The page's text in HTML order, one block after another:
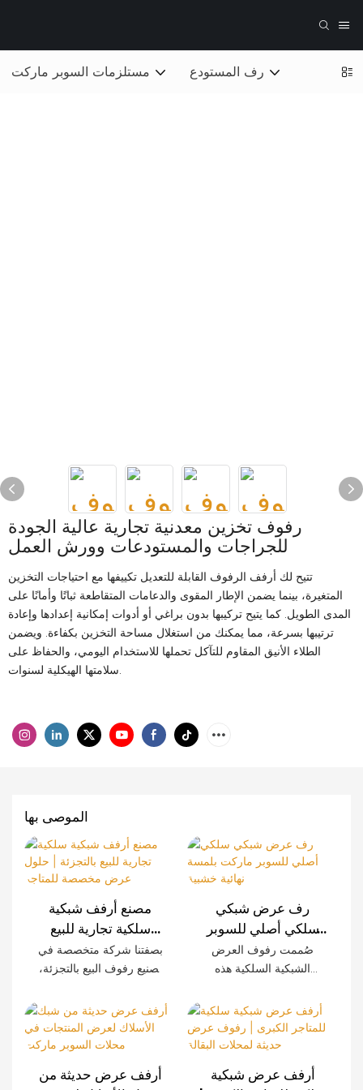
مستلزمات السوبر ماركت رف المستودع
رفوف تخزين معدنية تجارية عالية الجودة
للجراجات والمستودعات وورش العمل
تتيح لك أرفف الرفوف القابلة للتعديل تكييفها مع احتياجات التخزين
المتغيرة، بينما يضمن الإطار المقوى والدعامات المتقاطعة ثباتًا وأمانًا على
المدى الطويل. كما يتيح تركيبها بدون براغي أو أدوات إمكانية إعدادها وإعادة
ترتيبها بسرعة، مما يمكنك من استغلال مساحة التخزين بكفاءة. ويضمن
الطلاء الأنيق المقاوم للتآكل تحملها للاستخدام اليومي، والحفاظ على
سلامتها الهيكلية لسنوات.
الموصى بها
مصنع أرفف شبكية
سلكية تجارية للبيع
بالتجزئة | حلول عرض
مخصصة للمتاجر
بصفتنا شركة متخصصة في
تصنيع رفوف البيع بالتجزئة،
سلكية مصممة خصيصًا
للمتاجر الكبرى، وسلاسل
المتاجر، والمتاجر الصغيرة،
جميع أنحاء العالم. كما نوفر
رف عرض شبكي
سلكي أصلي للسوبر
ماركت بلمسة نهائية
خشبية
صُممت رفوف العرض
الشبكية السلكية هذه
الحديثة، وتتميز بمتانة
استثنائية وسهولة التركيب
وإمكانية تخصيصها. تضفي
الخشب لمسةً راقية على
أرفف عرض حديثة من
أرفف عرض شبكية